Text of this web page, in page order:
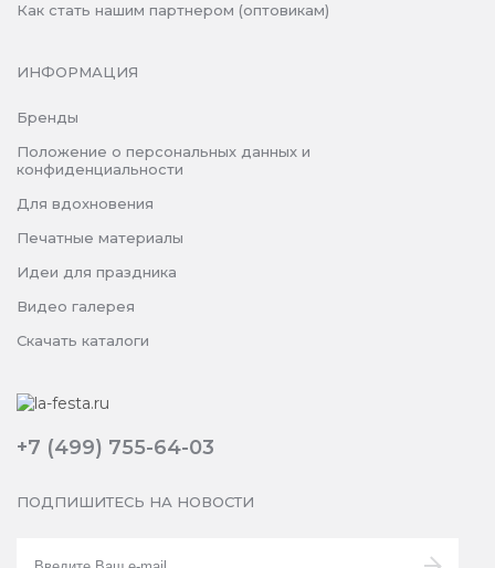
+7 (499) 755-64-03
ПОДПИШИТЕСЬ НА НОВОСТИ
Как стать нашим партнером (оптовикам)
ИНФОРМАЦИЯ
Бренды
Положение о персональных данных и
конфиденциальности
Для вдохновения
Печатные материалы
Идеи для праздника
Видео галерея
Скачать каталоги